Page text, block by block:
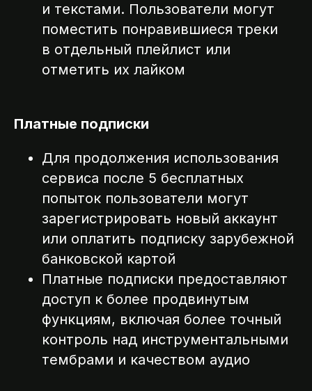
и текстами. Пользователи могут
поместить понравившиеся треки
в отдельный плейлист или
отметить их лайком
Платные подписки
Для продолжения использования
сервиса после 5 бесплатных
попыток пользователи могут
зарегистрировать новый аккаунт
или оплатить подписку зарубежной
банковской картой
Платные подписки предоставляют
доступ к более продвинутым
функциям, включая более точный
контроль над инструментальными
тембрами и качеством аудио